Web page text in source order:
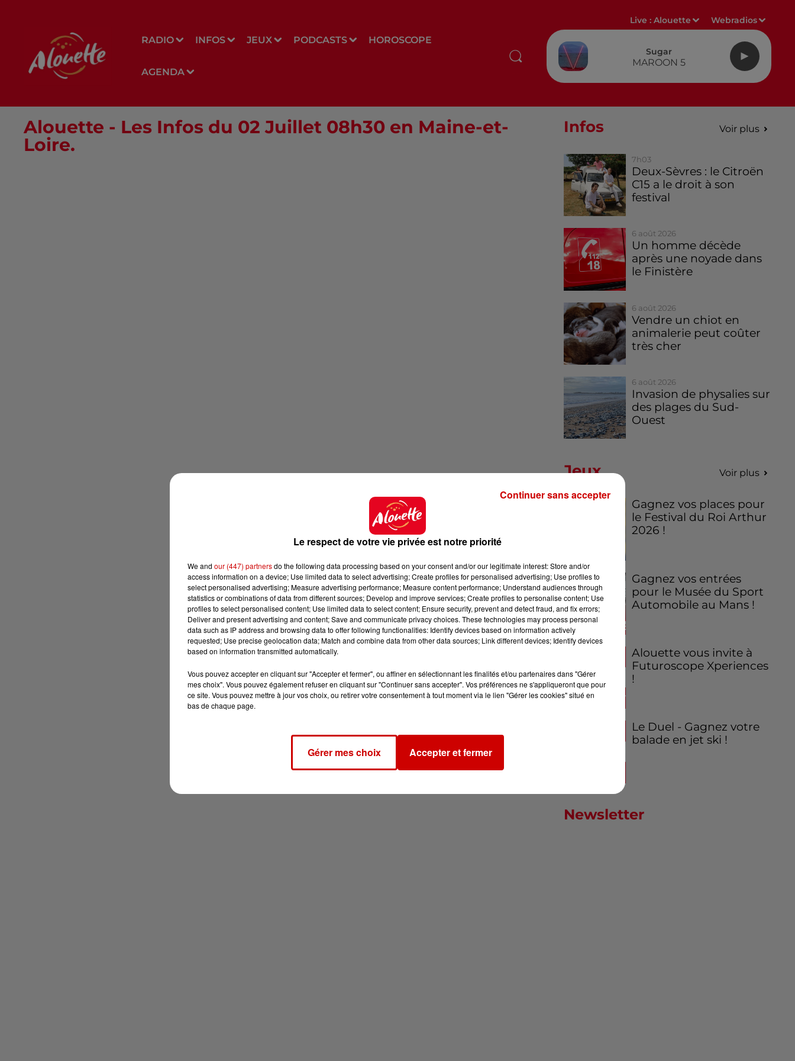
RADIO INFOS JEUX PODCASTS HOROSCOPE
AGENDA
Live :Alouette Webradios
Sugar
MAROON 5
Alouette - Les Infos du 02 Juillet 08h30 en Maine-et-
Loire.
Infos Voir plus
7h03
Deux-Sèvres : le Citroën
C15 a le droit à son
festival
6 août 2026
Un homme décède
après une noyade dans
le Finistère
6 août 2026
Vendre un chiot en
animalerie peut coûter
très cher
6 août 2026
Invasion de physalies sur
des plages du Sud-
Ouest
Jeux Voir plus
Gagnez vos places pour
le Festival du Roi Arthur
2026 !
Gagnez vos entrées
pour le Musée du Sport
Automobile au Mans !
Alouette vous invite à
Futuroscope Xperiences
!
Le Duel - Gagnez votre
balade en jet ski !
Newsletter
Le respect de votre vie privée est notre priorité
We and our (447) partnersdo the following data processing based on your consent and/or our legitimate interest: Store and/or
access information on a device; Use limited data to select advertising; Create profiles for personalised advertising; Use profiles to
select personalised advertising; Measure advertising performance; Measure content performance; Understand audiences through
statistics or combinations of data from different sources; Develop and improve services; Create profiles to personalise content; Use
profiles to select personalised content; Use limited data to select content; Ensure security, prevent and detect fraud, and fix errors;
Deliver and present advertising and content; Save and communicate privacy choices. These technologies may process personal
data such as IP address and browsing data to offer following functionalities: Identify devices based on information actively
requested; Use precise geolocation data; Match and combine data from other data sources; Link different devices; Identify devices
based on information transmitted automatically.
Vous pouvez accepter en cliquant sur "Accepter et fermer", ou affiner en sélectionnant les finalités et/ou partenaires dans "Gérer
mes choix". Vous pouvez également refuser en cliquant sur "Continuer sans accepter". Vos préférences ne s'appliqueront que pour
ce site. Vous pouvez mettre à jour vos choix, ou retirer votre consentement à tout moment via le lien "Gérer les cookies" situé en
bas de chaque page.
Gérer mes choix Accepter et fermer
Continuer sans accepter